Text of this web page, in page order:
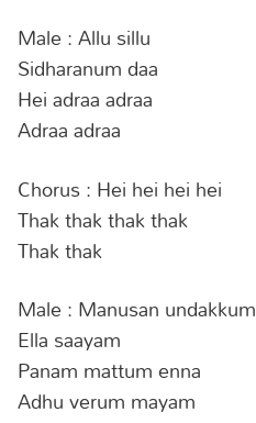
Male : Allu sillu
Sidharanum daa
Hei adraa adraa
Adraa adraa
Chorus : Hei hei hei hei
Thak thak thak thak
Thak thak
Male : Manusan undakkum
Ella saayam
Panam mattum enna
Adhu verum mayam